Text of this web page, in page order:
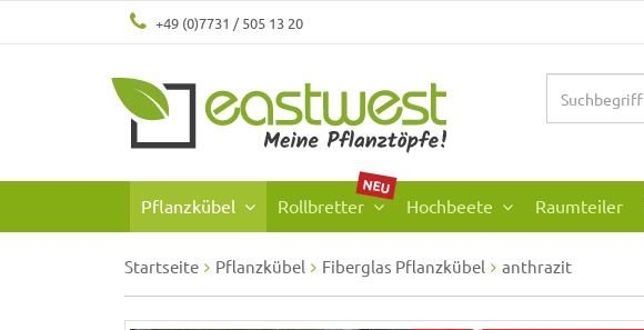
+49 (0)7731 / 505 13 20
Pflanzkübel Rollbretter
NEU
Hochbeete Raumteiler
Startseite Pflanzkübel Fiberglas Pflanzkübel anthrazit